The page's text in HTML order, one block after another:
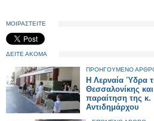
ΜΟΙΡΑΣΤΕΙΤΕ
ΔΕΙΤΕ ΑΚΟΜΑ
ΠΡΟΗΓΟΥΜΕΝΟ
Η Λερναία Ύδρα
Θεσσαλονίκης
παραίτηση της κ.
Αντιδημάρχου